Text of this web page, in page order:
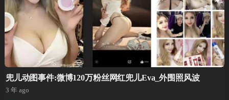
兜儿动图事件:微博120万粉丝网红兜儿Eva_外围照风波
3 年 ago